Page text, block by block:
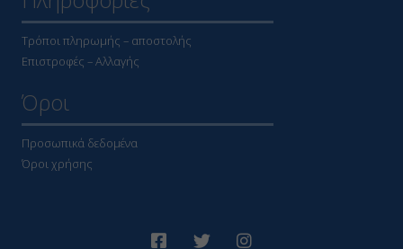
Τρόποι πληρωμής – αποστολής
Επιστροφές – Αλλαγής
Όροι
Προσωπικά δεδομένα
Όροι χρήσης